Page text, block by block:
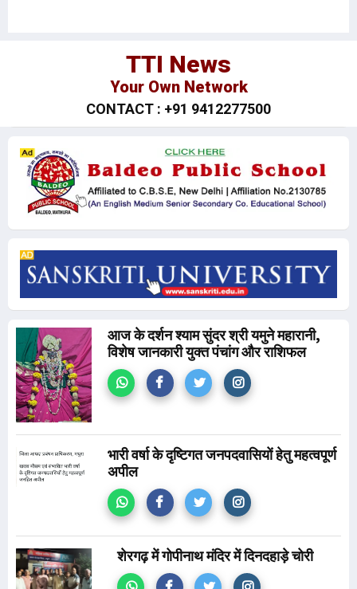
TTI News
Your Own Network
CONTACT : +91 9412277500
आज के दर्शन श्याम सुंदर श्री यमुने महारानी,
विशेष जानकारी युक्त पंचांग और राशिफल
भारी वर्षा के दृष्टिगत जनपदवासियों हेतु महत्वपूर्ण
अपील
शेरगढ़ में गोपीनाथ मंदिर में दिनदहाड़े चोरी